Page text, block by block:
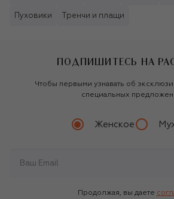
Пуховики Тренчи и плащи
ПОДПИШИТЕСЬ НА
Чтобы первыми узнавать об
специальных
Женское
Продолжая, вы даете